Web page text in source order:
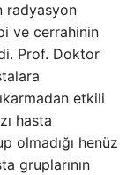
radyasyon
ve cerrahinin
Prof. Doktor
etkili
hasta
olmadığı henüz
gruplarının